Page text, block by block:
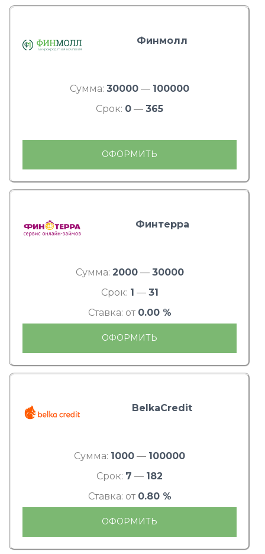
Финмолл
Сумма: 30000 — 100000
Срок: 0 — 365
ОФОРМИТЬ
Финтерра
Сумма: 2000— 30000
Срок: 1 — 31
Ставка: от 0.00 %
ОФОРМИТЬ
BelkaCredit
Сумма: 1000 — 100000
Срок: 7 — 182
Ставка: от 0.80 %
ОФОРМИТЬ